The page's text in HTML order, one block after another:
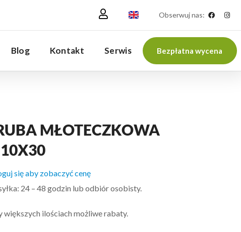
Obserwuj nas:
Blog Kontakt Serwis Bezpłatna wycena
MŁOTECZKOWA
się aby zobaczyć cenę
24 – 48 godzin lub odbiór osobisty.
większych ilościach możliwe rabaty.